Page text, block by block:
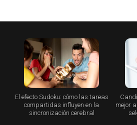
El efecto Sudoku: cómo las tareas
compartidas influyen en la
sincronización cerebral
mejor